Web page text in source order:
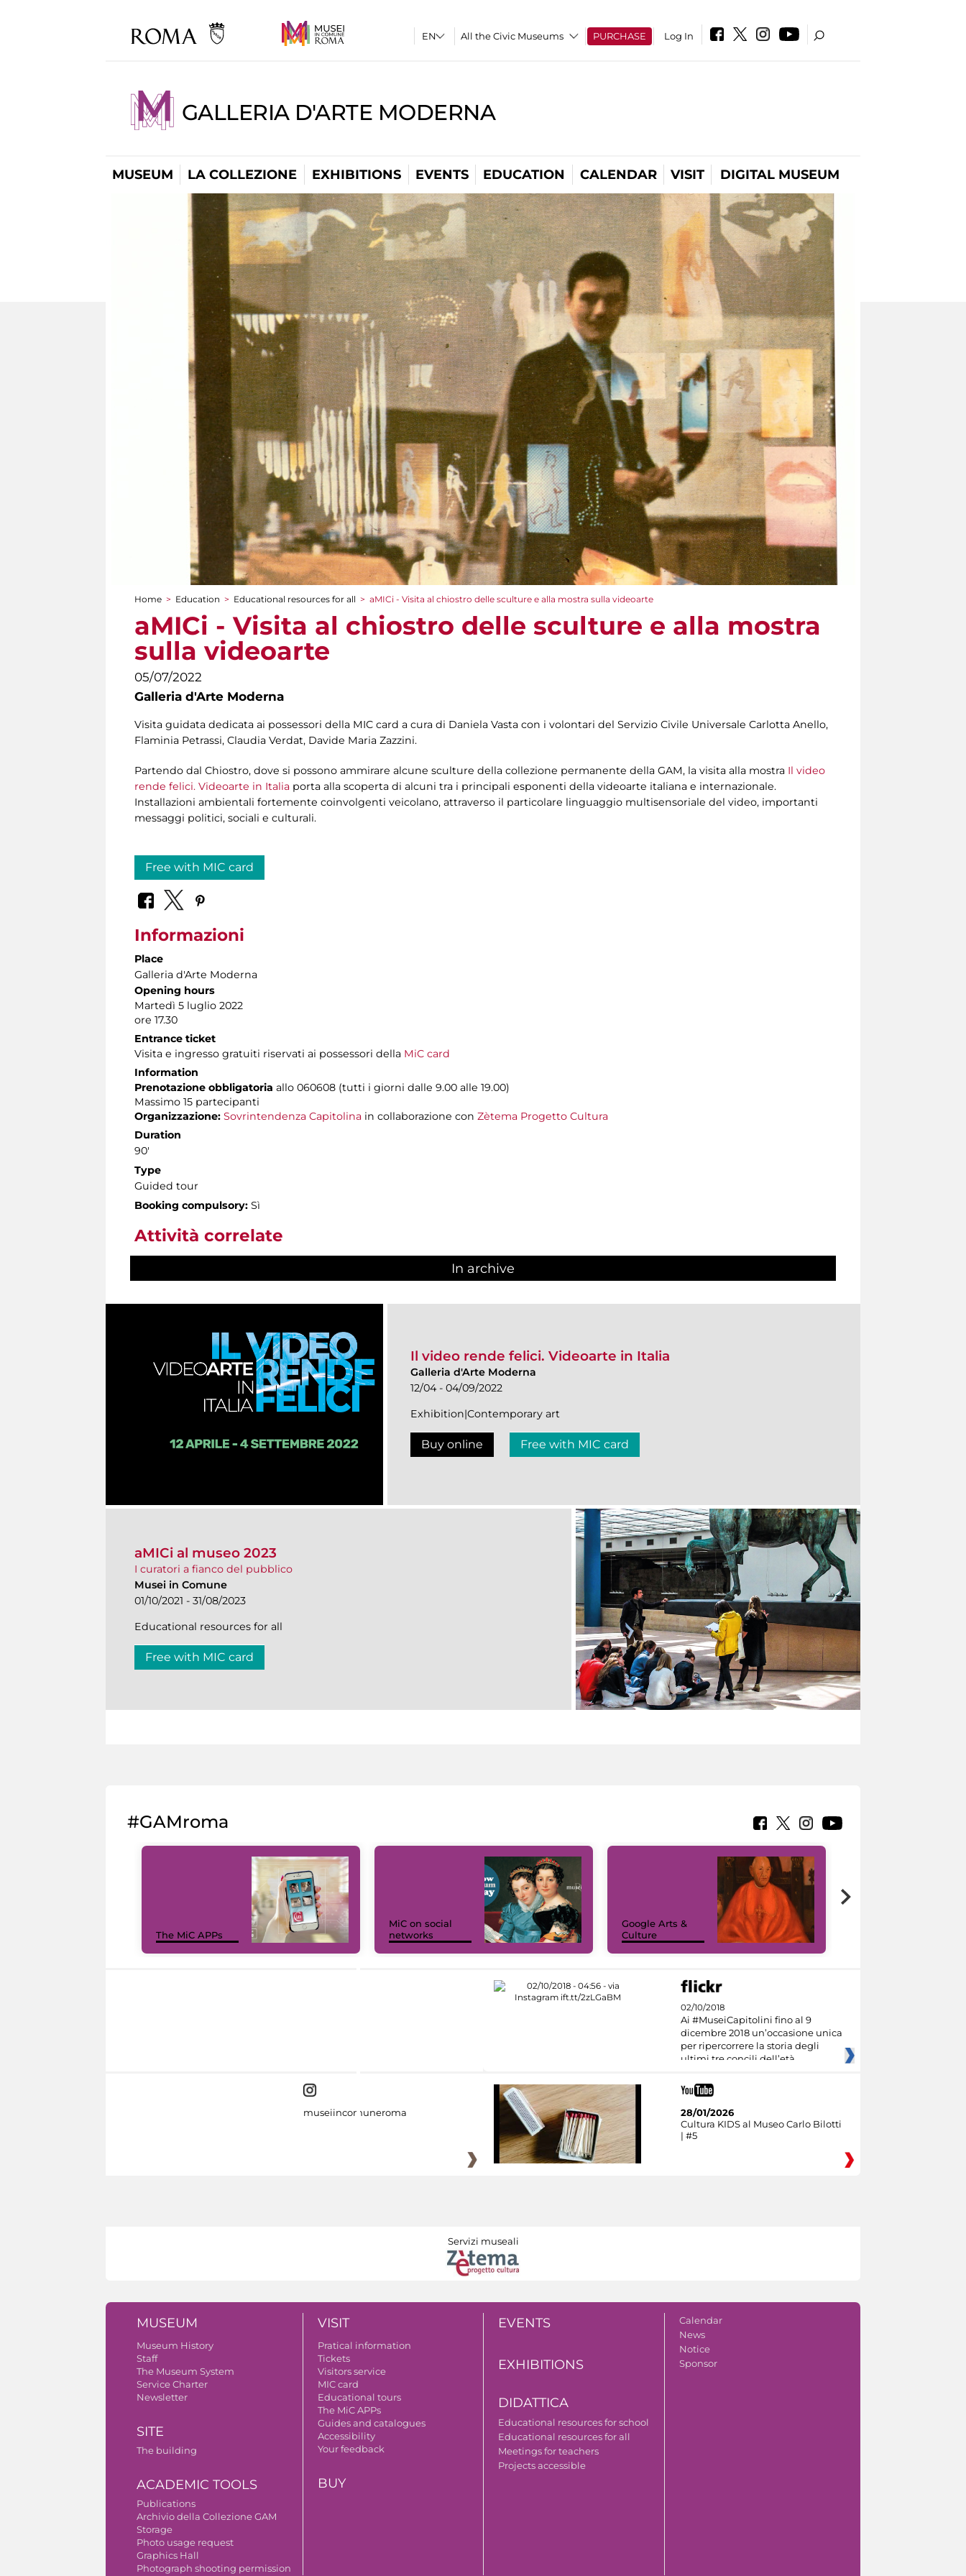
All the Civic Museums PURCHASE Log In
GALLERIA D'ARTE MODERNA
MUSEUM LA COLLEZIONE EXHIBITIONS EVENTS EDUCATION CALENDAR VISIT DIGITAL MUSEUM
You are here
Home > Education > Educational resources for all > aMICi - Visita al chiostro delle sculture e alla mostra sulla videoarte
aMICi - Visita al chiostro delle sculture e alla mostra
sulla videoarte
05/07/2022
Galleria d'Arte Moderna
Visita guidata dedicata ai possessori della MIC card a cura di Daniela Vasta con i volontari del Servizio Civile Universale Carlotta Anello,
Flaminia Petrassi, Claudia Verdat, Davide Maria Zazzini.
Partendo dal Chiostro, dove si possono ammirare alcune sculture della collezione permanente della GAM, la visita alla mostra Il video
rende felici. Videoarte in Italia porta alla scoperta di alcuni tra i principali esponenti della videoarte italiana e internazionale.
Installazioni ambientali fortemente coinvolgenti veicolano, attraverso il particolare linguaggio multisensoriale del video, importanti
messaggi politici, sociali e culturali.
Free with MIC card
Informazioni
Place
Galleria d'Arte Moderna
Opening hours
Martedì 5 luglio 2022
ore 17.30
Entrance ticket
Visita e ingresso gratuiti riservati ai possessori della MiC card
Information
Prenotazione obbligatoria allo 060608 (tutti i giorni dalle 9.00 alle 19.00)
Massimo 15 partecipanti
Organizzazione: Sovrintendenza Capitolina in collaborazione con Zètema Progetto Cultura
Duration
90'
Type
Guided tour
Booking compulsory: Sì
Attività correlate
In archive
Il video rende felici. Videoarte in Italia
Galleria d'Arte Moderna
12/04 - 04/09/2022
Exhibition|Contemporary art
Buy online Free with MIC card
aMICi al museo 2023
I curatori a fianco del pubblico
Musei in Comune
01/10/2021 - 31/08/2023
Educational resources for all
Free with MIC card
#GAMroma
The MiC APPs
MiC on social
networks
Google Arts &
Culture
02/10/2018
Ai #MuseiCapitolini fino al 9
dicembre 2018 un’occasione unica
per ripercorrere la storia degli
ultimi tre concili dell’età
museiincomuneroma
28/01/2026
Cultura KIDS al Museo Carlo Bilotti
| #5
Servizi museali
MUSEUM
Museum History
Staff
The Museum System
Service Charter
Newsletter
SITE
The building
ACADEMIC TOOLS
Publications
Archivio della Collezione GAM
Storage
Photo usage request
Graphics Hall
Photograph shooting permission
VISIT
Pratical information
Tickets
Visitors service
MIC card
Educational tours
The MiC APPs
Guides and catalogues
Accessibility
Your feedback
BUY
EVENTS
EXHIBITIONS
DIDATTICA
Educational resources for school
Educational resources for all
Meetings for teachers
Projects accessible
Calendar
News
Notice
Sponsor